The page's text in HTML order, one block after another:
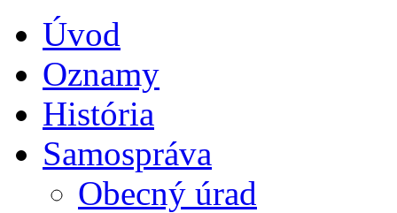
Úvod
Oznamy
História
Samospráva
Obecný úrad